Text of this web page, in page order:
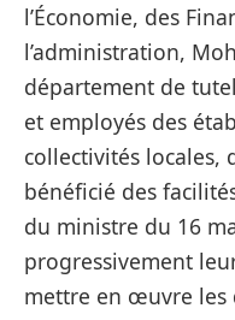
l’Économie, des
l’administration,
département de
et employés des
collectivités locales,
bénéficié des
du ministre du 16
progressivement
mettre en œuvre les